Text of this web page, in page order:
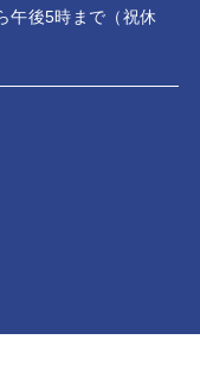
午後5時まで（祝休